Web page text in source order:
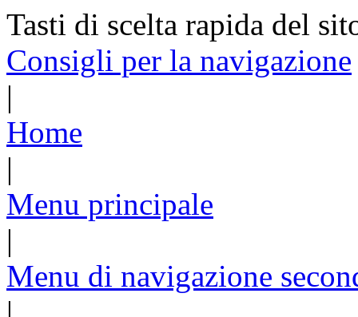
Tasti di scelta rapida del
Consigli per la navigazione
|
Home
|
Menu principale
|
Menu di navigazione